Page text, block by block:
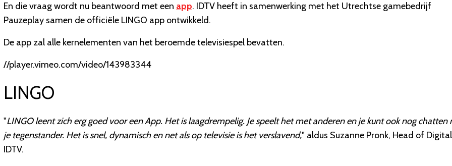
En die vraag wordt nu beantwoord met een app. IDTV heeft in samenwerking met het Utrechtse gamebedrijf
Pauzeplay samen de officiële LINGO app ontwikkeld.
De app zal alle kernelementen van het beroemde televisiespel bevatten.
//player.vimeo.com/video/143983344
LINGO
"LINGO leent zich erg goed voor een App. Het is laagdrempelig. Je speelt het met anderen en je kunt ook nog chatten
je tegenstander. Het is snel, dynamisch en net als op televisie is het verslavend," aldus Suzanne Pronk, Head of
IDTV.